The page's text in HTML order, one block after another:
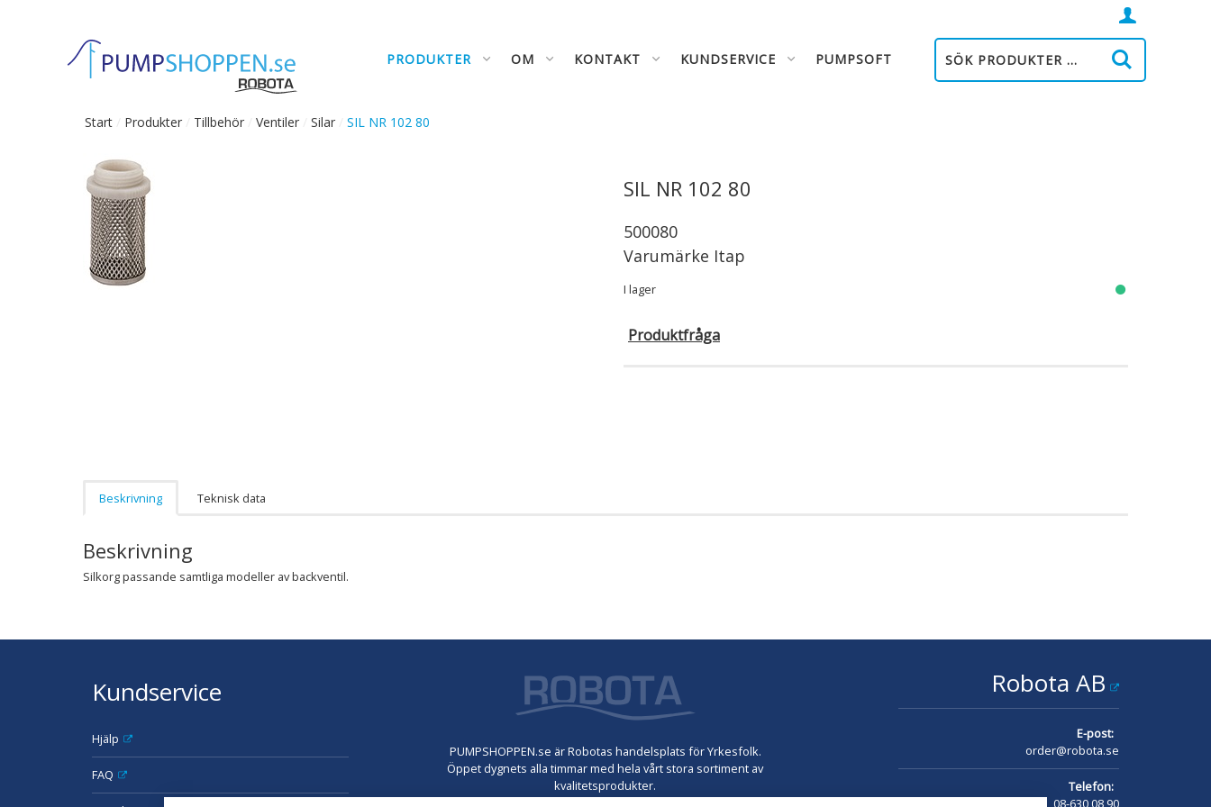
Logga
in
PRODUKTER OM KONTAKT KUNDSERVICE PUMPSOFT
Start Produkter Tillbehör Ventiler Silar SIL NR 102 80
SIL NR 102 80
500080
Varumärke Itap
I lager
Produktfråga
Beskrivning Teknisk data
Beskrivning
Silkorg passande samtliga modeller av backventil.
PUMPSHOPPEN.se är Robotas handelsplats för Yrkesfolk.
Öppet dygnets alla timmar med hela vårt stora sortiment av
kvalitetsprodukter.
Vår kompetens ingår i priset. Välkommen att
Robota AB
E-post:
order@robota.se
Telefon:
08-630 08 90
Kundservice
Hjälp
FAQ